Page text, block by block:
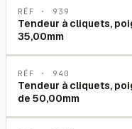
RÉF · 939
Tendeur à cliquets,
35,00mm
RÉF · 940
Tendeur à cliquets,
de 50,00mm